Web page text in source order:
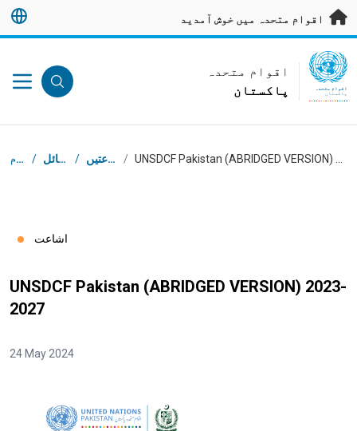
مرکزی مواد پر جائیں
اقوام متحدہ میں خوش آمدید
UN Logo
اقوام متحدہ
پاکستان
اقوام متحدہ
پاکستان
بریڈ کرمب
ہوم / وسائل / اشاعتیں /
اشاعت
UNSDCF Pakistan (ABRIDGED VERSION) 2023-
2027
24 May 2024